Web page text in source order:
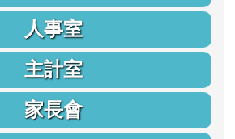
人事室
主計室
家長會